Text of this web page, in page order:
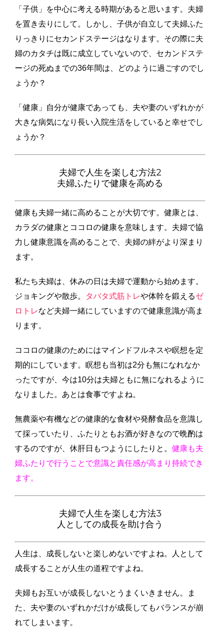
「子供」を中心に考える時期があると思います。夫婦
を置き去りにして。しかし、子供が自立して夫婦ふた
りっきりにセカンドステージはなります。その際に夫
婦のカタチは既に成立していないので、セカンドステ
ージの死ぬまでの36年間は、どのように過ごすのでし
ょうか？
「健康」自分が健康であっても、夫や妻のいずれかが
大きな病気になり長い入院生活をしていると幸せでし
ょうか？
夫婦で人生を楽しむ方法2
夫婦ふたりで健康を高める
健康も夫婦一緒に高めることが大切です。健康とは、
カラダの健康とココロの健康を意味します。夫婦で協
力し健康意識を高めることで、夫婦の絆がより深まり
ます。
私たち夫婦は、休みの日は夫婦で運動から始めます。
ジョキングや散歩。
タバタ式筋トレや体幹を鍛えるゼ
ロトレなど夫婦一緒にしていますので健康意識が高ま
ります。
ココロの健康のためにはマインドフルネスや瞑想を定
期的にしています。瞑想も当初は2分も無になれなか
ったですが、今は10分は夫婦ともに無になれるように
なりました。あとは食事ですよね。
無農薬や有機などの健康的な食材や発酵食品を意識し
て採っていたり、ふたりともお酒が好きなので晩酌は
するのですが、休肝日もつようにしたりと。 健康も夫
婦ふたりで行うことで意識と責任感が高まり持続でき
ます。
夫婦で人生を楽しむ方法3
人としての成長を助け合う
人生は、成長しないと楽しめないですよね。人として
成長することが人生の道程ですよね。
夫婦もお互いが成長しないとうまくいきません。ま
た、夫や妻のいずれかだけが成長してもバランスが崩
れてしまいます。